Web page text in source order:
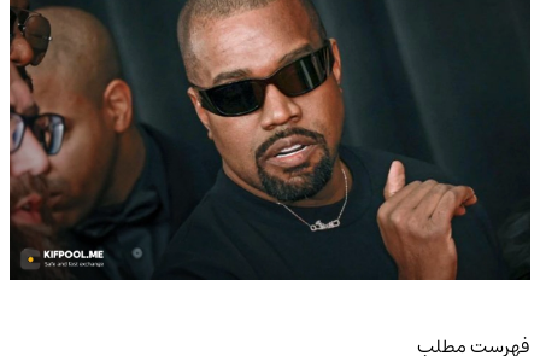
فهرست مطلب